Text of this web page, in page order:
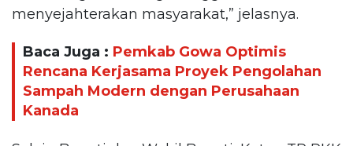
menyejahterakan masyarakat,” jelasnya.
Baca Juga : Pemkab Gowa Optimis
Rencana Kerjasama Proyek Pengolahan
Sampah Modern dengan Perusahaan
Kanada